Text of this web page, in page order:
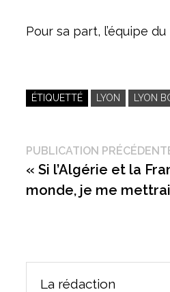
Pour sa part, l’équipe
ÉTIQUETTÉ LYON LYON
Navigation
de
l’article
PUBLICATION
« Si l’Algérie et la
monde, je me
La rédaction